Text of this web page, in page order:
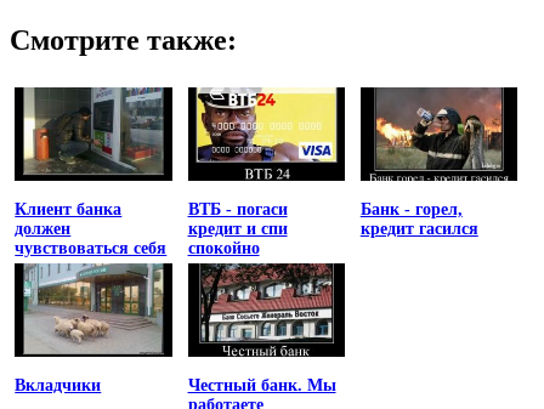
Смотрите также:
Клиент банка
должен
чувствоваться себя
униженным
ВТБ - погаси
кредит и спи
спокойно
Банк - горел,
кредит гасился
Вкладчики
Честный банк. Мы
работаете